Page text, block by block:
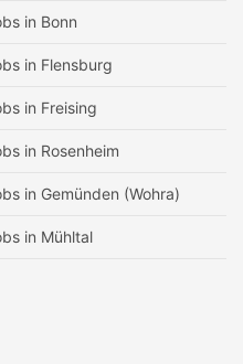
in Bonn
in Flensburg
in Freising
in Rosenheim
in Gemünden (Wohra)
in Mühltal